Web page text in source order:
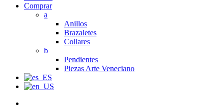
Comprar
a
Anillos
Brazaletes
Collares
b
Pendientes
Piezas Arte Veneciano